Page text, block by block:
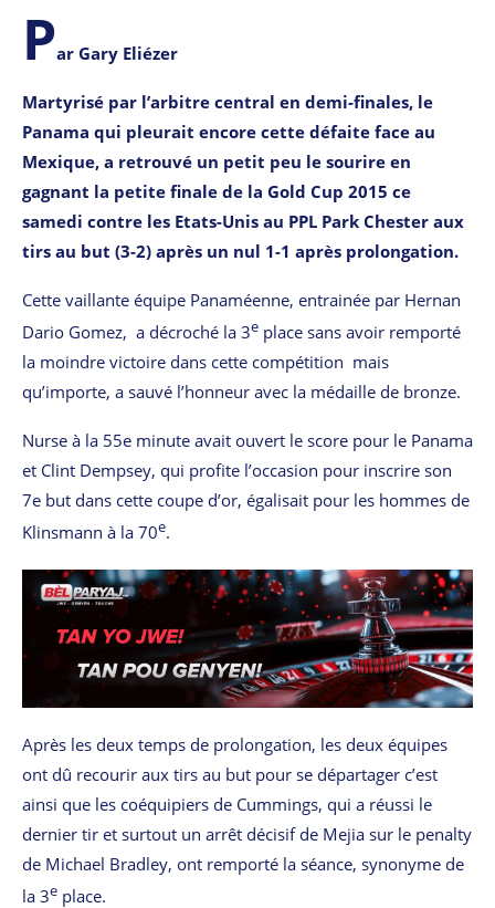
Par Gary Eliézer
Martyrisé par l’arbitre central en demi-finales, le
Panama qui pleurait encore cette défaite face au
Mexique, a retrouvé un petit peu le sourire en
gagnant la petite finale de la Gold Cup 2015 ce
samedi contre les Etats-Unis au PPL Park Chester aux
tirs au but (3-2) après un nul 1-1 après prolongation.
Cette vaillante équipe Panaméenne, entrainée par Hernan
Dario Gomez, a décroché la 3e place sans avoir remporté
la moindre victoire dans cette compétition mais
qu’importe, a sauvé l’honneur avec la médaille de bronze.
Nurse à la 55e minute avait ouvert le score pour le Panama
et Clint Dempsey, qui profite l’occasion pour inscrire son
7e but dans cette coupe d’or, égalisait pour les hommes de
Klinsmann à la 70e.
Après les deux temps de prolongation, les deux équipes
ont dû recourir aux tirs au but pour se départager c’est
ainsi que les coéquipiers de Cummings, qui a réussi le
dernier tir et surtout un arrêt décisif de Mejia sur le penalty
de Michael Bradley, ont remporté la séance, synonyme de
la 3e place.